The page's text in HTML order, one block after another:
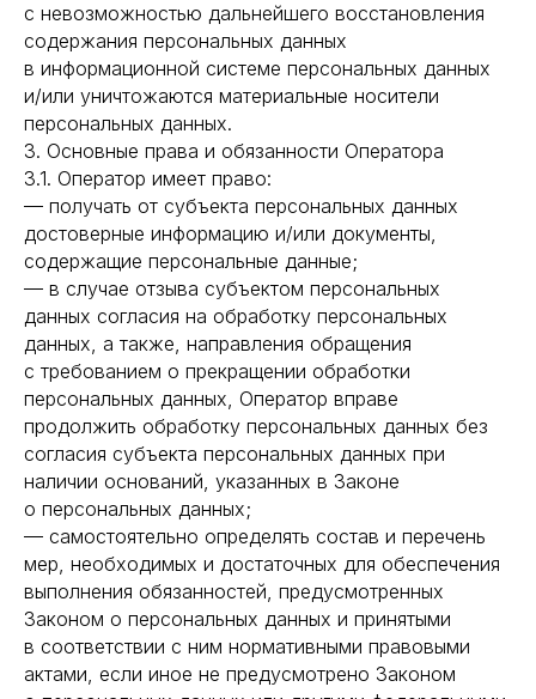
с невозможностью дальнейшего восстановления
содержания персональных данных
в информационной системе персональных данных
и/или уничтожаются материальные носители
персональных данных.
3. Основные права и обязанности Оператора
3.1. Оператор имеет право:
— получать от субъекта персональных данных
достоверные информацию и/или документы,
содержащие персональные данные;
— в случае отзыва субъектом персональных
данных согласия на обработку персональных
данных, а также, направления обращения
с требованием о прекращении обработки
персональных данных, Оператор вправе
продолжить обработку персональных данных без
согласия субъекта персональных данных при
наличии оснований, указанных в Законе
о персональных данных;
— самостоятельно определять состав и перечень
мер, необходимых и достаточных для обеспечения
выполнения обязанностей, предусмотренных
Законом о персональных данных и принятыми
в соответствии с ним нормативными правовыми
актами, если иное не предусмотрено Законом